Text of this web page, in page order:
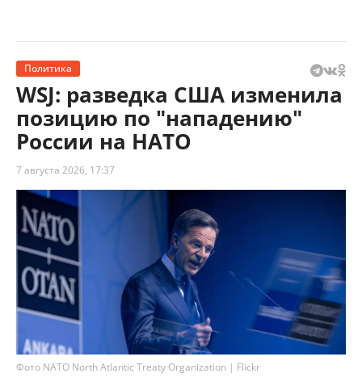
Политика
WSJ: разведка США изменила
позицию по "нападению"
России на НАТО
7 августа 2026, 17:37
Фото NATO North Atlantic Treaty Organization | Flickr